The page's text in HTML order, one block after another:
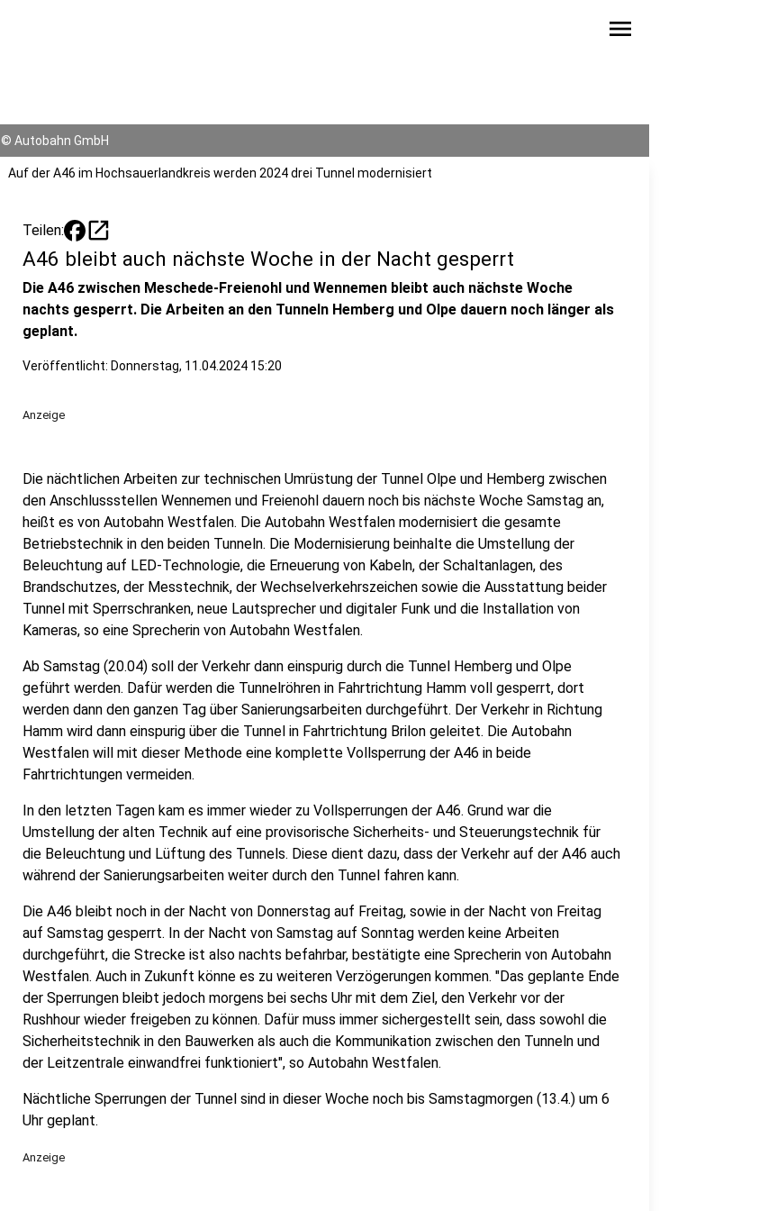
menu
© Autobahn GmbH
Auf der A46 im Hochsauerlandkreis werden 2024 drei Tunnel modernisiert
Teilen: open_in_new
A46 bleibt auch nächste Woche in der Nacht gesperrt
Die A46 zwischen Meschede-Freienohl und Wennemen bleibt auch nächste Woche
nachts gesperrt. Die Arbeiten an den Tunneln Hemberg und Olpe dauern noch länger als
geplant.
Veröffentlicht: Donnerstag, 11.04.2024 15:20
Anzeige
Die nächtlichen Arbeiten zur technischen Umrüstung der Tunnel Olpe und Hemberg zwischen
den Anschlussstellen Wennemen und Freienohl dauern noch bis nächste Woche Samstag an,
heißt es von Autobahn Westfalen. Die Autobahn Westfalen modernisiert die gesamte
Betriebstechnik in den beiden Tunneln. Die Modernisierung beinhalte die Umstellung der
Beleuchtung auf LED-Technologie, die Erneuerung von Kabeln, der Schaltanlagen, des
Brandschutzes, der Messtechnik, der Wechselverkehrszeichen sowie die Ausstattung beider
Tunnel mit Sperrschranken, neue Lautsprecher und digitaler Funk und die Installation von
Kameras, so eine Sprecherin von Autobahn Westfalen.
Ab Samstag (20.04) soll der Verkehr dann einspurig durch die Tunnel Hemberg und Olpe
geführt werden. Dafür werden die Tunnelröhren in Fahrtrichtung Hamm voll gesperrt, dort
werden dann den ganzen Tag über Sanierungsarbeiten durchgeführt. Der Verkehr in Richtung
Hamm wird dann einspurig über die Tunnel in Fahrtrichtung Brilon geleitet. Die Autobahn
Westfalen will mit dieser Methode eine komplette Vollsperrung der A46 in beide
Fahrtrichtungen vermeiden.
In den letzten Tagen kam es immer wieder zu Vollsperrungen der A46. Grund war die
Umstellung der alten Technik auf eine provisorische Sicherheits- und Steuerungstechnik für
die Beleuchtung und Lüftung des Tunnels. Diese dient dazu, dass der Verkehr auf der A46 auch
während der Sanierungsarbeiten weiter durch den Tunnel fahren kann.
Die A46 bleibt noch in der Nacht von Donnerstag auf Freitag, sowie in der Nacht von Freitag
auf Samstag gesperrt. In der Nacht von Samstag auf Sonntag werden keine Arbeiten
durchgeführt, die Strecke ist also nachts befahrbar, bestätigte eine Sprecherin von Autobahn
Westfalen. Auch in Zukunft könne es zu weiteren Verzögerungen kommen. "Das geplante Ende
der Sperrungen bleibt jedoch morgens bei sechs Uhr mit dem Ziel, den Verkehr vor der
Rushhour wieder freigeben zu können. Dafür muss immer sichergestellt sein, dass sowohl die
Sicherheitstechnik in den Bauwerken als auch die Kommunikation zwischen den Tunneln und
der Leitzentrale einwandfrei funktioniert", so Autobahn Westfalen.
Nächtliche Sperrungen der Tunnel sind in dieser Woche noch bis Samstagmorgen (13.4.) um 6
Uhr geplant.
Anzeige